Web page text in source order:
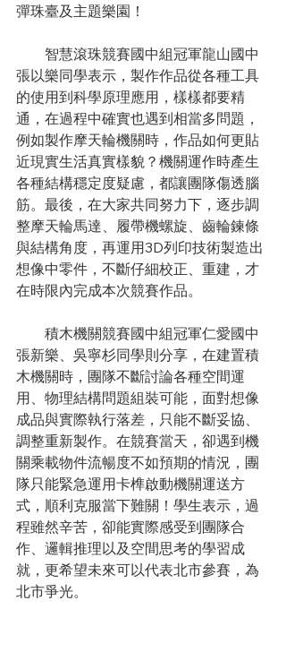
彈珠臺及主題樂園！
智慧滾珠競賽國中組冠軍龍山國中
張以樂同學表示，製作作品從各種工具
的使用到科學原理應用，樣樣都要精
通，在過程中確實也遇到相當多問題，
例如製作摩天輪機關時，作品如何更貼
近現實生活真實樣貌？機關運作時產生
各種結構穩定度疑慮，都讓團隊傷透腦
筋。最後，在大家共同努力下，逐步調
整摩天輪馬達、履帶機螺旋、齒輪鍊條
與結構角度，再運用3D列印技術製造出
想像中零件，不斷仔細校正、重建，才
在時限內完成本次競賽作品。
積木機關競賽國中組冠軍仁愛國中
張新樂、吳寧杉同學則分享，在建置積
木機關時，團隊不斷討論各種空間運
用、物理結構問題組裝可能，面對想像
成品與實際執行落差，只能不斷妥協、
調整重新製作。在競賽當天，卻遇到機
關乘載物件流暢度不如預期的情況，團
隊只能緊急運用卡榫啟動機關運送方
式，順利克服當下難關！學生表示，過
程雖然辛苦，卻能實際感受到團隊合
作、邏輯推理以及空間思考的學習成
就，更希望未來可以代表北市參賽，為
北市爭光。